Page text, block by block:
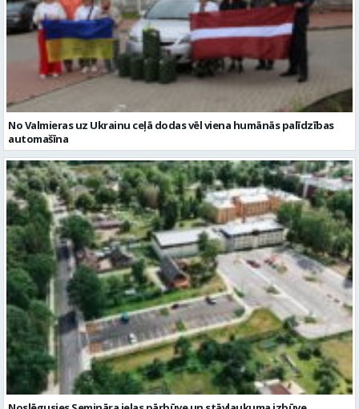
No Valmieras uz Ukrainu ceļā dodas vēl viena humānās palīdzības
automašīna
Noslēgusies Semināra ielas pārbūve un stāvlaukuma izbūve
Valmierā
Reklāmraksti Skatīt visu